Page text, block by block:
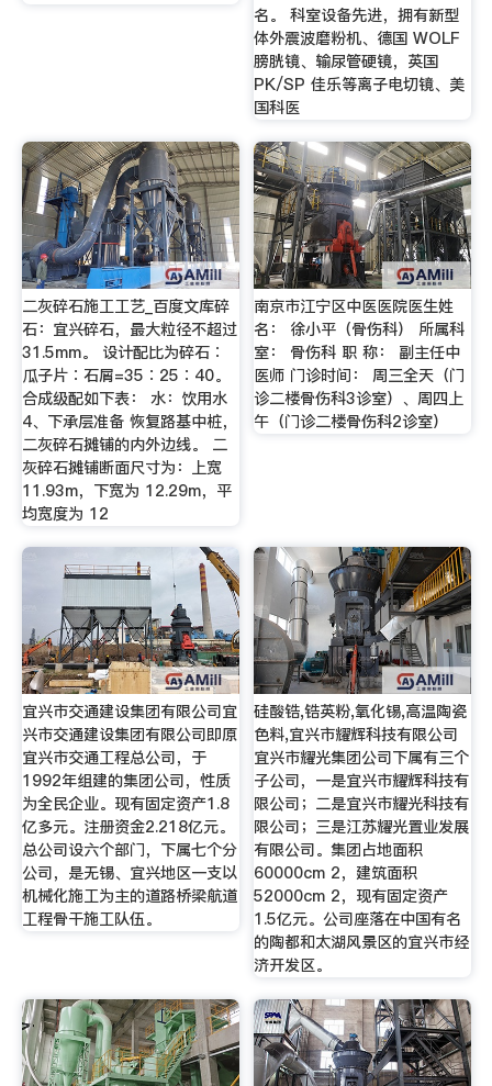
名。 科室设备先进，拥有新型
体外震波磨粉机、德国 WOLF
膀胱镜、输尿管硬镜，英国
PK/SP 佳乐等离子电切镜、美
国科医
二灰碎石施工工艺_百度文库碎
石：宜兴碎石，最大粒径不超过
31.5mm。 设计配比为碎石︰
瓜子片︰石屑=35︰25︰40。
合成级配如下表： 水：饮用水
4、下承层准备 恢复路基中桩，
二灰碎石摊铺的内外边线。 二
灰碎石摊铺断面尺寸为：上宽
11.93m，下宽为 12.29m，平
均宽度为 12
南京市江宁区中医医院医生姓
名： 徐小平（骨伤科） 所属科
室： 骨伤科 职 称： 副主任中
医师 门诊时间： 周三全天（门
诊二楼骨伤科3诊室）、周四上
午（门诊二楼骨伤科2诊室）
宜兴市交通建设集团有限公司宜
兴市交通建设集团有限公司即原
宜兴市交通工程总公司，于
1992年组建的集团公司，性质
为全民企业。现有固定资产1.8
亿多元。注册资金2.218亿元。
总公司设六个部门，下属七个分
公司，是无锡、宜兴地区一支以
机械化施工为主的道路桥梁航道
工程骨干施工队伍。
硅酸锆,锆英粉,氧化锡,高温陶瓷
色料,宜兴市耀辉科技有限公司
宜兴市耀光集团公司下属有三个
子公司，一是宜兴市耀辉科技有
限公司；二是宜兴市耀光科技有
限公司；三是江苏耀光置业发展
有限公司。集团占地面积
60000cm 2，建筑面积
52000cm 2，现有固定资产
1.5亿元。公司座落在中国有名
的陶都和太湖风景区的宜兴市经
济开发区。